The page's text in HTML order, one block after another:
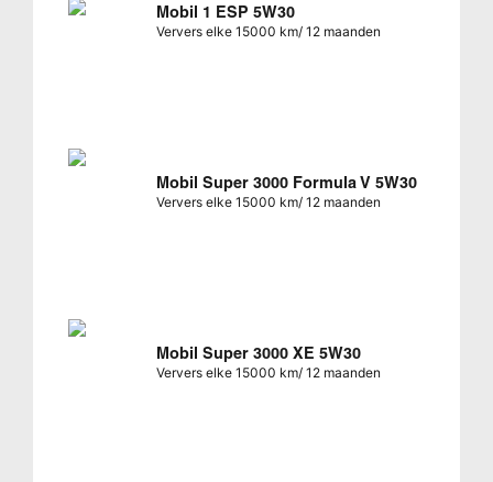
Mobil 1 ESP 5W30
Ververs elke 15000 km/ 12 maanden
Mobil Super 3000 Formula V 5W30
Ververs elke 15000 km/ 12 maanden
Mobil Super 3000 XE 5W30
Ververs elke 15000 km/ 12 maanden